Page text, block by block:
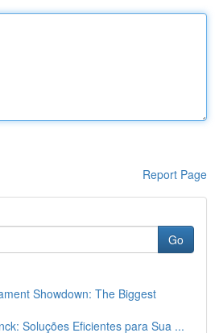
Report Page
Go
Showdown: The Biggest
Soluções Eficientes para Sua ...